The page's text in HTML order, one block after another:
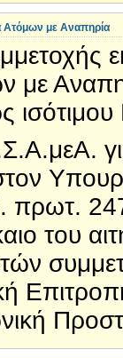
Ατόμων με Αναπηρία
με
πρωτ.
του